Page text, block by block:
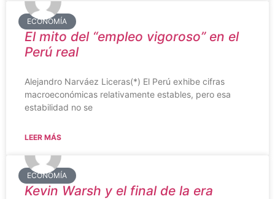
ECONOMÍA
El mito del “empleo vigoroso” en el
Perú real
Alejandro Narváez Liceras(*) El Perú exhibe cifras
macroeconómicas relativamente estables, pero esa
estabilidad no se
LEER MÁS
ECONOMÍA
Kevin Warsh y el final de la era